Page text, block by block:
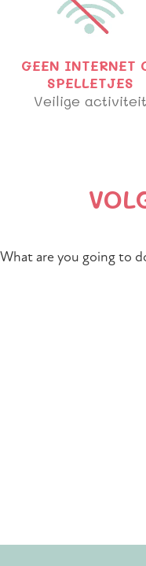
GEEN INTERNET
SPELLETJES
Veilige activiteit